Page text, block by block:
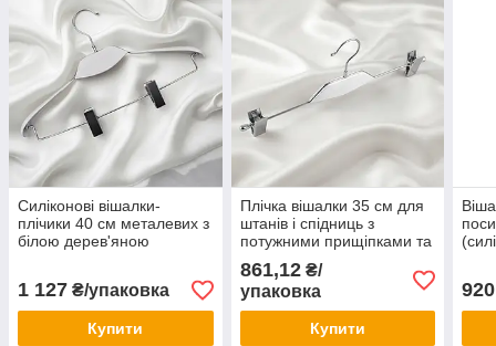
Силіконові вішалки-
плічики 40 см металевих з
білою дерев'яною
1 127 ₴/упаковка
Купити
Плічка вішалки 35 см для
штанів і спідниць з
потужними прищіпками та
білою дерев'яною
вставкою (упаковка 10 шт)
861,12₴/
упаковка
Купити
920